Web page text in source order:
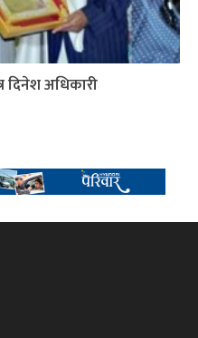
दिनेश अधिकारी